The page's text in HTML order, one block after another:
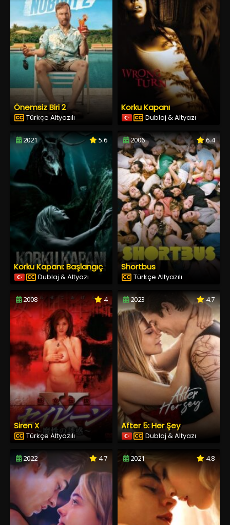
Önemsiz Biri 2
Türkçe Altyazılı
Korku Kapanı
Dublaj & Altyazı
2021 5.6
Korku Kapanı: Başlangıç
Dublaj & Altyazı
2006 6.4
Shortbus
Türkçe Altyazılı
2008 4
Siren X
Türkçe Altyazılı
2023 4.7
After 5: Her Şey
Dublaj & Altyazı
2022 4.7 2021 4.8